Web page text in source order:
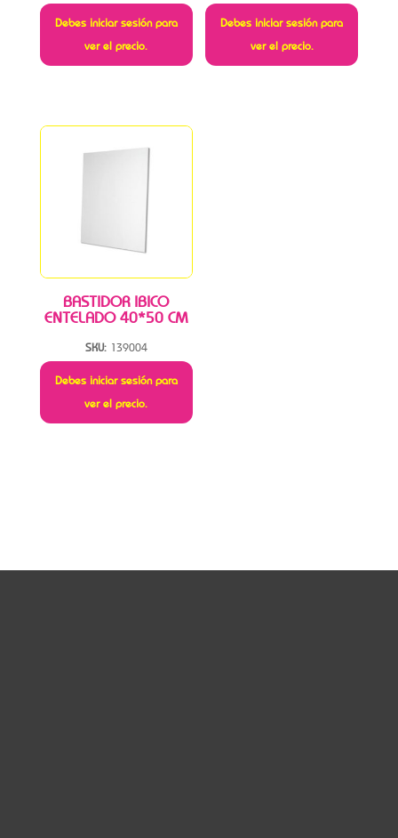
Debes iniciar sesión para
ver el precio.
Debes iniciar sesión para
ver el precio.
BASTIDOR IBICO
ENTELADO 40*50 CM
SKU: 139004
Debes iniciar sesión para
ver el precio.